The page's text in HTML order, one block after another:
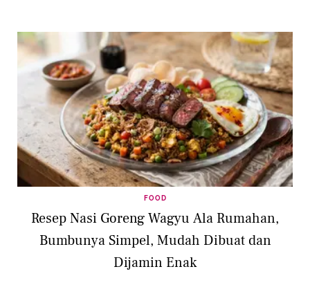
FOOD
Resep Nasi Goreng Wagyu Ala Rumahan,
Bumbunya Simpel, Mudah Dibuat dan
Dijamin Enak